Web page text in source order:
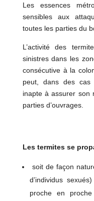
Les essences
sensibles aux
toutes les parties du
L’activité des
sinistres dans les
consécutive à la
peut, dans des cas
inapte à assurer son
parties d’ouvrages.
Les termites se
soit de façon
d’individus
proche en